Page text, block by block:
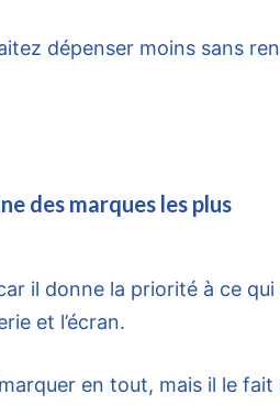
dépenser moins sans
des marques les plus
il donne la priorité à ce qui
et l’écran.
en tout, mais il le fait